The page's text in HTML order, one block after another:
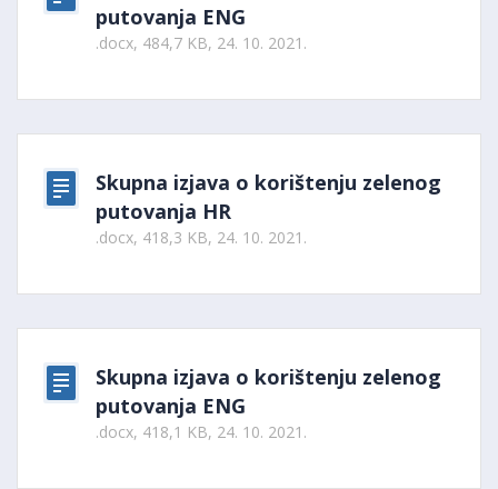
putovanja ENG
.docx, 484,7 KB, 24. 10. 2021.
Skupna izjava o korištenju zelenog
putovanja HR
.docx, 418,3 KB, 24. 10. 2021.
Skupna izjava o korištenju zelenog
putovanja ENG
.docx, 418,1 KB, 24. 10. 2021.